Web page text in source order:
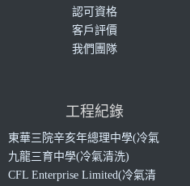
認可資格
客戶評價
我們團隊
工程紀錄
東華三院辛亥年總理中學(冷氣
清洗)
九龍三育中學(冷氣清洗)
CFL Enterprise Limited(冷氣清